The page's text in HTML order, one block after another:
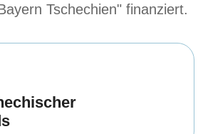
Tschechien" finanziert.